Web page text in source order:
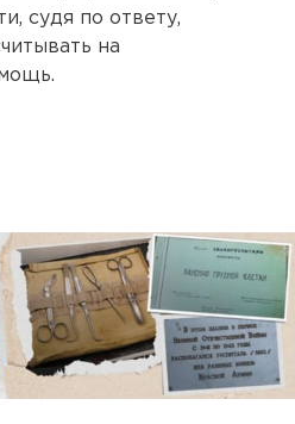
судя по ответу,
на